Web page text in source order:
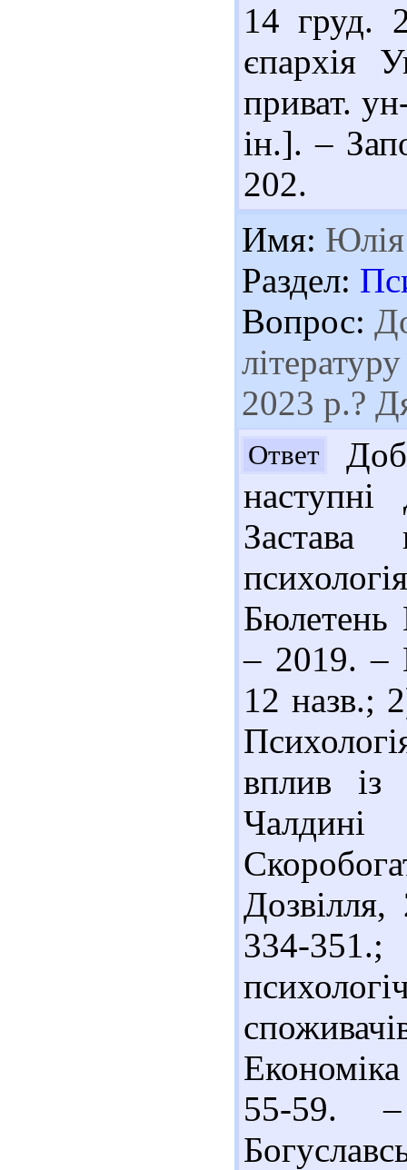
14 груд.
єпархія
приват.
ін.]. –
202.
Имя: Юлія
Раздел:
Вопрос:
2023 р.?
Ответ
Застава
Бюлетень
– 2019. –
12 назв.;
вплив із
334-
55-59.